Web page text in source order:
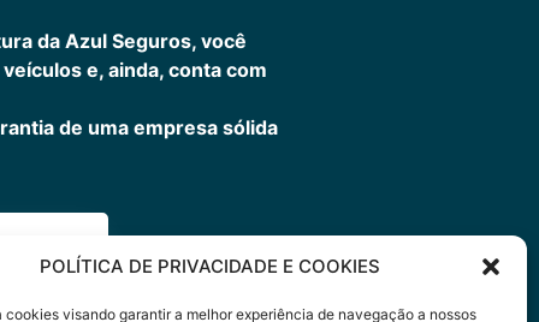
POLÍTICA DE PRIVACIDADE E COOKIES
cookies visando garantir a melhor experiência de navegação a nossos
da Azul Seguros, você
e, ainda, conta com
de uma empresa sólida